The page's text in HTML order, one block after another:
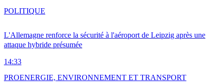
L'Allemagne renforce la sécurité à l'aéroport de Leipzig après une
attaque hybride présumée
14:33
POLITIQUE
PROENERGIE, ENVIRONNEMENT ET TRANSPORT